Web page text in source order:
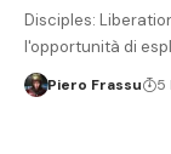
Disciples:
l'opportunità di
Piero Frassu 5